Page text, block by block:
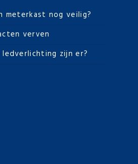
meterkast nog veilig?
verven
zijn er?